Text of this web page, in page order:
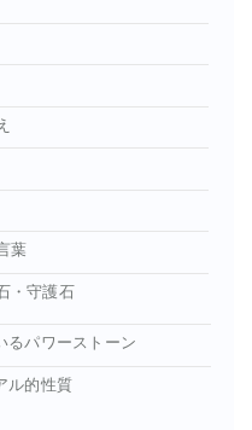
葉
・守護石
るパワーストーン
ル的性質